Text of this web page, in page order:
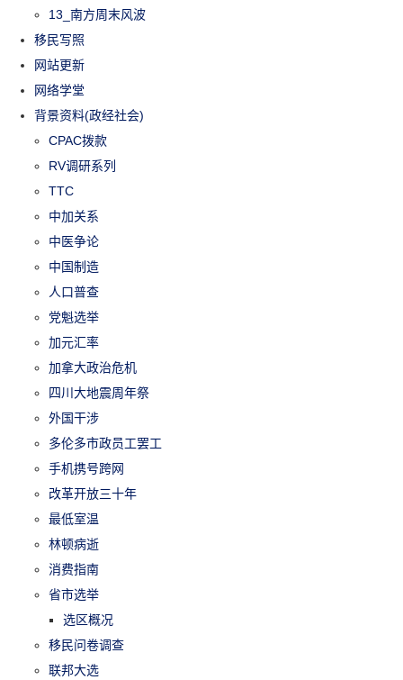
13_南方周末风波
移民写照
网站更新
网络学堂
背景资料(政经社会)
CPAC拨款
RV调研系列
TTC
中加关系
中医争论
中国制造
人口普查
党魁选举
加元汇率
加拿大政治危机
四川大地震周年祭
外国干涉
多伦多市政员工罢工
手机携号跨网
改革开放三十年
最低室温
林顿病逝
消费指南
省市选举
选区概况
移民问卷调查
联邦大选